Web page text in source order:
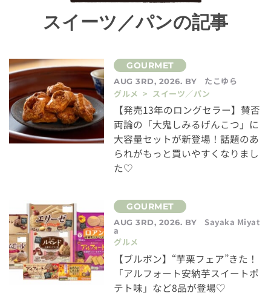
スイーツ／パンの記事
AUG 3RD, 2026. BY
たこゆら
グルメ > スイーツ／パン
【発売13年のロングセラー】賛否
両論の「大鬼しみるげんこつ」に
大容量セットが新登場！話題のあ
られがもっと買いやすくなりまし
た♡
AUG 3RD, 2026. BY Sayaka Miyat
a
グルメ
【ブルボン】“芋栗フェア”きた！
「アルフォート安納芋スイートポ
テト味」など8品が登場♡